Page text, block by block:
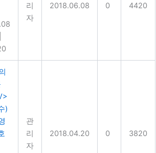
리
자
2018.06.08 0 4420
)
관
리
자
2018.04.20 0 3820